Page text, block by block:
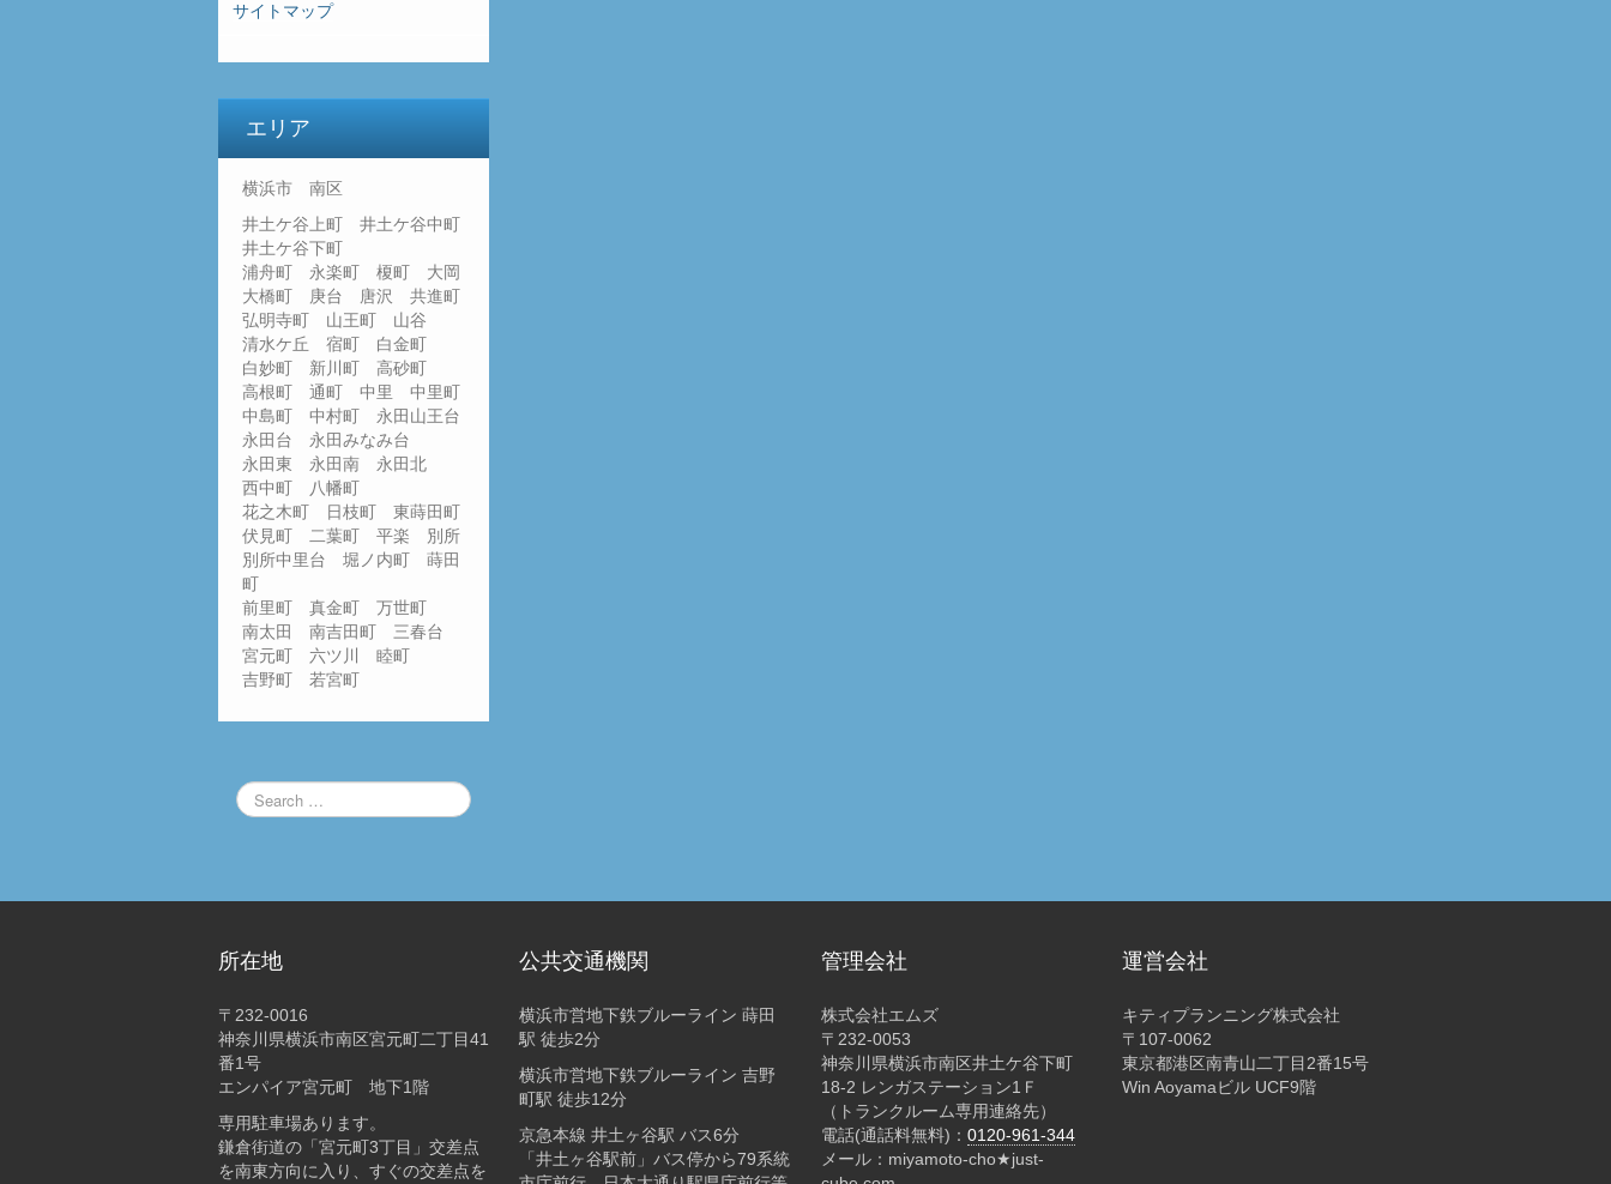
サイトマップ
エリア
横浜市 南区
井土ケ谷上町 井土ケ谷中町
井土ケ谷下町
浦舟町 永楽町 榎町 大岡
大橋町 庚台 唐沢 共進町
弘明寺町 山王町 山谷
清水ケ丘 宿町 白金町
白妙町 新川町 高砂町
高根町 通町 中里 中里町
中島町 中村町 永田山王台
永田台 永田みなみ台
永田東 永田南 永田北
西中町 八幡町
花之木町 日枝町 東蒔田町
伏見町 二葉町 平楽 別所
別所中里台 堀ノ内町 蒔田
町
前里町 真金町 万世町
南太田 南吉田町 三春台
宮元町 六ツ川 睦町
吉野町 若宮町
所在地
〒232-0016
神奈川県横浜市南区宮元町二丁目41
番1号
エンパイア宮元町 地下1階
専用駐車場あります。
鎌倉街道の「宮元町3丁目」交差点
を南東方向に入り、すぐの交差点を
公共交通機関
横浜市営地下鉄ブルーライン 蒔田
駅 徒歩2分
横浜市営地下鉄ブルーライン 吉野
町駅 徒歩12分
京急本線 井土ヶ谷駅 バス6分
「井土ヶ谷駅前」バス停から79系統
管理会社
株式会社エムズ
〒232-0053
神奈川県横浜市南区井土ケ谷下町
18-2 レンガステーション1Ｆ
（トランクルーム専用連絡先）
電話(通話料無料)： 0120-961-344
メール：miyamoto-cho★just-
運営会社
キティプランニング株式会社
〒107-0062
東京都港区南青山二丁目2番15号
Win Aoyamaビル UCF9階